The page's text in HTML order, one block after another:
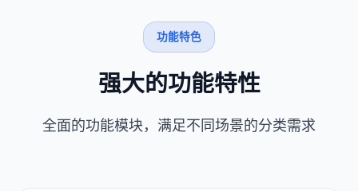
功能特色
强大的功能特性
全面的功能模块，满足不同场景的分类需求